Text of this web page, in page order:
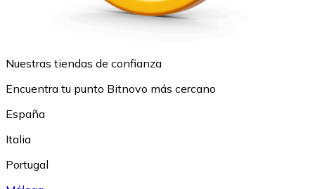
Nuestras tiendas de confianza
Encuentra tu punto Bitnovo más cercano
España
Italia
Portugal